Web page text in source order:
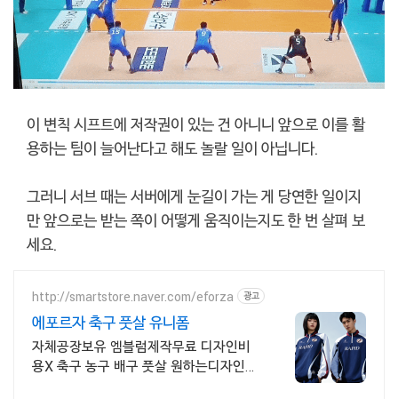
이 변칙 시프트에 저작권이 있는 건 아니니 앞으로 이를 활
용하는 팀이 늘어난다고 해도 놀랄 일이 아닙니다.
그러니 서브 때는 서버에게 눈길이 가는 게 당연한 일이지
만 앞으로는 받는 쪽이 어떻게 움직이는지도 한 번 살펴 보
세요.
http://smartstore.naver.com/eforza 광고
에포르자 축구 풋살 유니폼
자체공장보유 엠블럼제작무료 디자인비
용X 축구 농구 배구 풋살 원하는디자인